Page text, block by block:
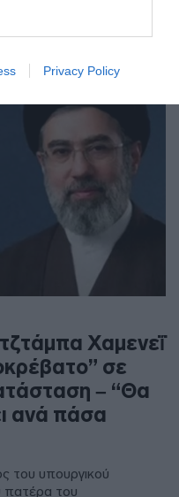
Privacy Policy
για την χαώδη
Χαμενεΐ
σε
– “Θα
ανά πάσα
του υπουργικού
πατέρα του